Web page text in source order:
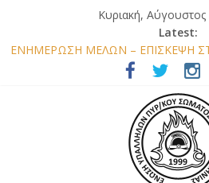
Κυριακή, Αύγουστος
Latest:
ΕΝΗΜΕΡΩΣΗ ΜΕΛΩΝ – ΕΠΙΣΚΕΨΗ
ΕΠΙΣΤΟΛΗ ΓΙΑ ΣΧΕΔΙΟ ΔΑΣΩΝ 2026
ΕΝΗΜΕΡΩΣΗ Κ. ΑΡΧΗΓΟΥ Π.Σ.
ΘΕΣΕΙΣ ΝΟΜΟΥ ΜΕΣΣΗΝΙΑΣ 2026
ΕΝΗΜΕΡΩΣΗ ΜΕΛΩΝ – ΕΠΙΣΚΕΨΗ
ΚΛΙΜΑΚΙΑ ΤΟΥ ΝΟΜΟΥ ΜΑΣ
ΕΝΗΜΕΡΩΣΗ ΜΕΛΩΝ ΓΙΑ